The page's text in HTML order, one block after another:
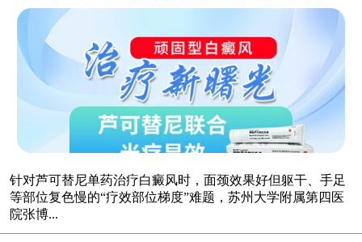
合光疗，让难治部位"跟上来"
针对芦可替尼单药治疗白癜风时，面颈效果好但躯干、手足
等部位复色慢的“疗效部位梯度”难题，苏州大学附属第四医
院张博...